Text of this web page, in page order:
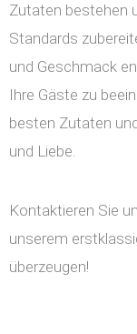
Zutaten bestehen
Standards
und Geschmack
Ihre Gäste zu
besten Zutaten
und Liebe.
Kontaktieren Sie
unserem
überzeugen!